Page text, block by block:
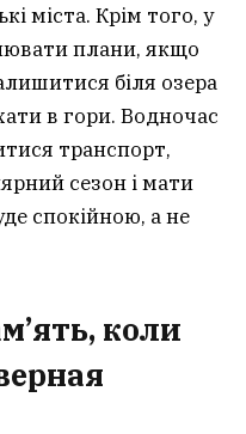
міста. Крім того, у
плани, якщо
біля озера
в гори. Водночас
транспорт,
сезон і мати
спокійною, а не
коли